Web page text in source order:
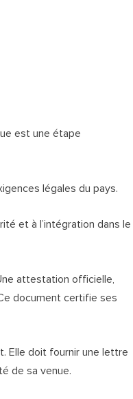
est une étape
légales du pays.
et à l’intégration dans le
attestation officielle,
document certifie ses
Elle doit fournir une lettre
de sa venue.